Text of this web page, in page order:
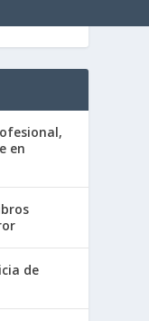
en
de